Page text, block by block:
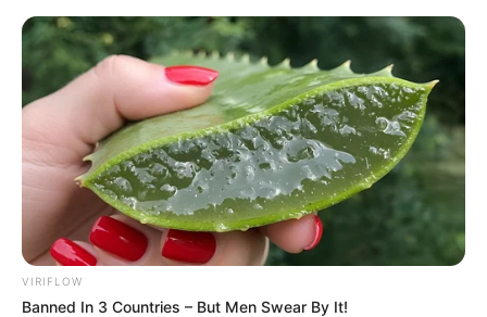
Shin Ye Eun
1
fans love
VOTE
Tanggal Lahir:
18 Januari1998
Tempat Lahir:
Sokcho,Gangwon Korea Selatan
Umur:
28 Tahun
Profesi:
Aktris Penyanyi
VIRIFLOW
Banned In 3 Countries – But Men Swear By It!